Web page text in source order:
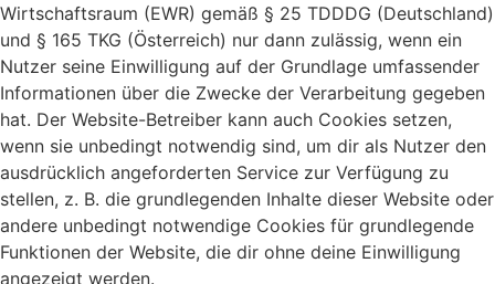
Wirtschaftsraum (EWR) gemäß § 25 TDDDG (Deutschland)
und § 165 TKG (Österreich) nur dann zulässig, wenn ein
Nutzer seine Einwilligung auf der Grundlage umfassender
Informationen über die Zwecke der Verarbeitung gegeben
hat. Der Website-Betreiber kann auch Cookies setzen,
wenn sie unbedingt notwendig sind, um dir als Nutzer den
ausdrücklich angeforderten Service zur Verfügung zu
stellen, z. B. die grundlegenden Inhalte dieser Website oder
andere unbedingt notwendige Cookies für grundlegende
Funktionen der Website, die dir ohne deine Einwilligung
angezeigt werden.